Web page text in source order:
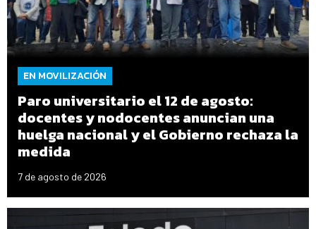
EN MOVILIZACIÓN
Paro universitario el 12 de agosto:
docentes y nodocentes anuncian una
huelga nacional y el Gobierno rechaza la
medida
7 de agosto de 2026